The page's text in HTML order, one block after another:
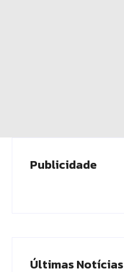
Publicidade
Últimas Notícias